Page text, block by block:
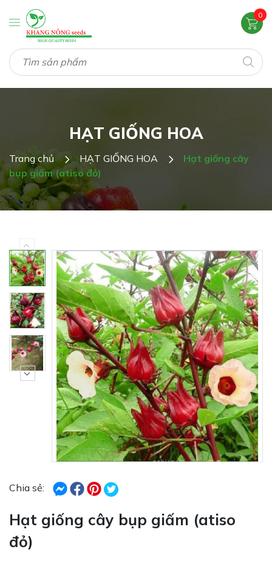
0
HẠT GIỐNG HOA
Trang chủ HẠT GIỐNG HOA
Hạt giống cây
bụp giấm (atiso đỏ)
Chia sẻ:
Hạt giống cây bụp giấm (atiso
đỏ)